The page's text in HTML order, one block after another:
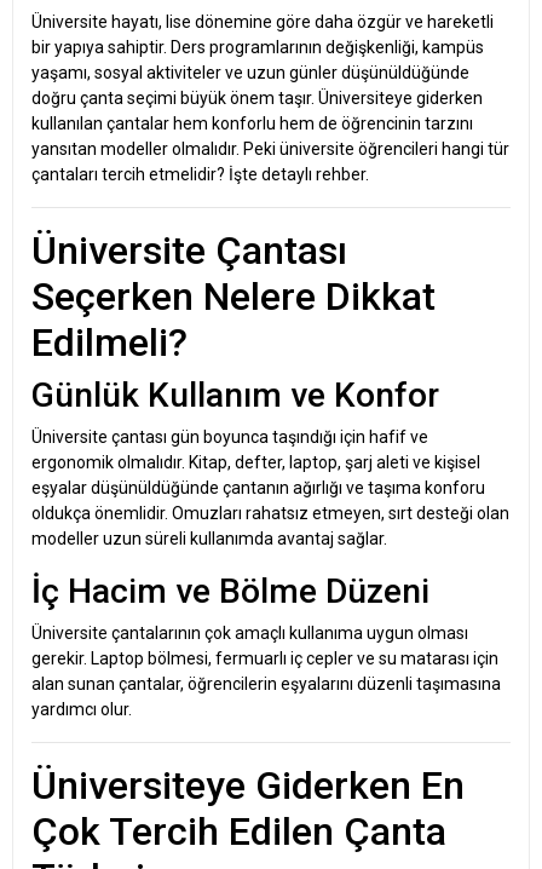
Üniversite hayatı, lise dönemine göre daha özgür ve hareketli
bir yapıya sahiptir. Ders programlarının değişkenliği, kampüs
yaşamı, sosyal aktiviteler ve uzun günler düşünüldüğünde
doğru çanta seçimi büyük önem taşır. Üniversiteye giderken
kullanılan çantalar hem konforlu hem de öğrencinin tarzını
yansıtan modeller olmalıdır. Peki üniversite öğrencileri hangi tür
çantaları tercih etmelidir? İşte detaylı rehber.
Üniversite Çantası
Seçerken Nelere Dikkat
Edilmeli?
Günlük Kullanım ve Konfor
Üniversite çantası gün boyunca taşındığı için hafif ve
ergonomik olmalıdır. Kitap, defter, laptop, şarj aleti ve kişisel
eşyalar düşünüldüğünde çantanın ağırlığı ve taşıma konforu
oldukça önemlidir. Omuzları rahatsız etmeyen, sırt desteği olan
modeller uzun süreli kullanımda avantaj sağlar.
İç Hacim ve Bölme Düzeni
Üniversite çantalarının çok amaçlı kullanıma uygun olması
gerekir. Laptop bölmesi, fermuarlı iç cepler ve su matarası için
alan sunan çantalar, öğrencilerin eşyalarını düzenli taşımasına
yardımcı olur.
Üniversiteye Giderken En
Çok Tercih Edilen Çanta